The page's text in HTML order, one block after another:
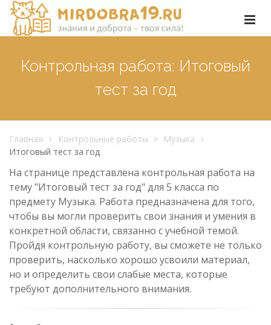
Контрольная работа: Итоговый
тест за год
Главная Контрольные работы
Музыка
Итоговый тест за год
На странице представлена контрольная работа на
тему "Итоговый тест за год" для 5 класса по
предмету Музыка. Работа предназначена для того,
чтобы вы могли проверить свои знания и умения в
конкретной области, связанно с учебной темой.
Пройдя контрольную работу, вы сможете не только
проверить, насколько хорошо усвоили материал,
но и определить свои слабые места, которые
требуют дополнительного внимания.